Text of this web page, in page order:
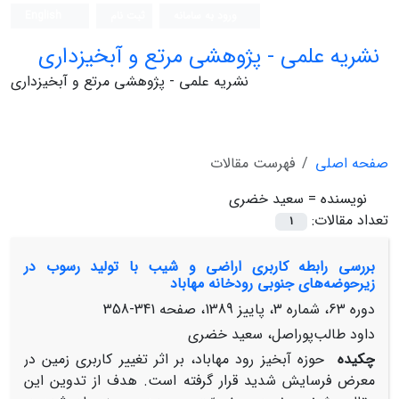
نشریه علمی - پژوهشی مرتع و آبخیزداری
نشریه علمی - پژوهشی مرتع و آبخیزداری
صفحه اصلی
فهرست مقالات
نویسنده = سعید خضری
تعداد مقالات:
1
بررسی رابطه کاربری اراضی و شیب با تولید رسوب در
زیرحوضه‌های جنوبی رودخانه مهاباد
دوره 63، شماره 3، پاییز 1389، صفحه
341-358
داود طالب‌پوراصل، سعید خضری
چکیده
حوزه آبخیز رود مهاباد، بر اثر تغییر کاربری زمین در
معرض فرسایش شدید قرار گرفته است. هدف از تدوین این